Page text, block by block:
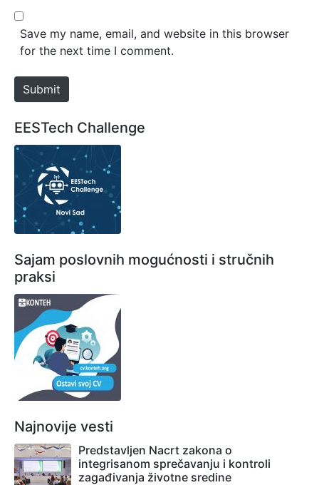
*
b
e
Save my name, email, and website in this browser
for the next time I comment.
Submit
EESTech Challenge
Sajam poslovnih mogućnosti i stručnih
praksi
Najnovije vesti
Predstavljen Nacrt zakona o
integrisanom sprečavanju i kontroli
zagađivanja životne sredine